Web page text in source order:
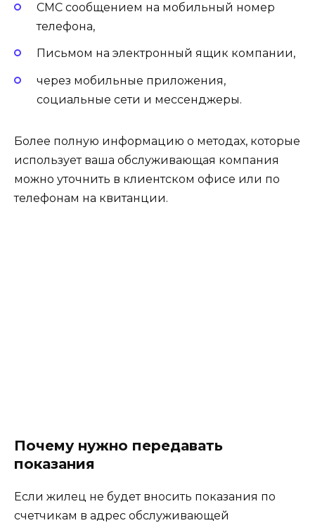
СМС сообщением на мобильный номер
телефона,
Письмом на электронный ящик компании,
через мобильные приложения,
социальные сети и мессенджеры.
Более полную информацию о методах, которые
использует ваша обслуживающая компания
можно уточнить в клиентском офисе или по
телефонам на квитанции.
Почему нужно передавать
показания
Если жилец не будет вносить показания по
счетчикам в адрес обслуживающей